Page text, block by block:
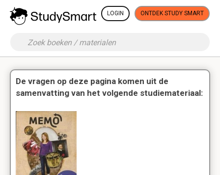
LOGIN ONTDEK STUDY SMART
De vragen op deze pagina komen uit de
samenvatting van het volgende studiemateriaal: